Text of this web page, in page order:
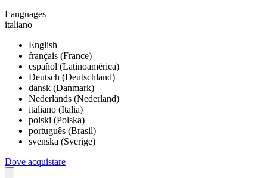
Languages
italiano
English
français (France)
español (Latinoamérica)
Deutsch (Deutschland)
dansk (Danmark)
Nederlands (Nederland)
italiano (Italia)
polski (Polska)
português (Brasil)
svenska (Sverige)
Dove acquistare